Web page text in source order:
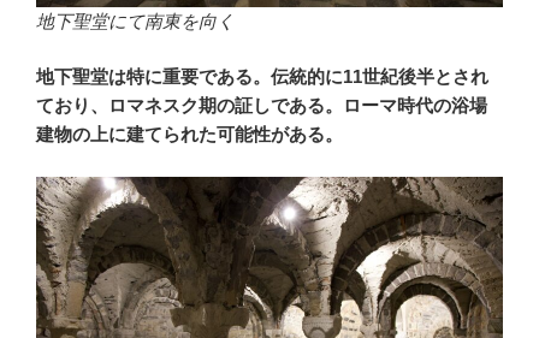
地下聖堂にて南東を向く
地下聖堂は特に重要である。伝統的に11世紀後半とされ
ており、ロマネスク期の証しである。ローマ時代の浴場
建物の上に建てられた可能性がある。